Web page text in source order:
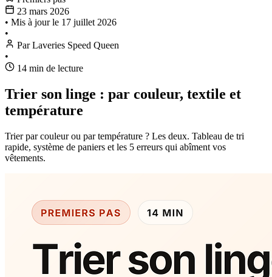
23 mars 2026
• Mis à jour le 17 juillet 2026
•
Par Laveries Speed Queen
•
14 min de lecture
Trier son linge : par couleur, textile et
température
Trier par couleur ou par température ? Les deux. Tableau de tri
rapide, système de paniers et les 5 erreurs qui abîment vos
vêtements.